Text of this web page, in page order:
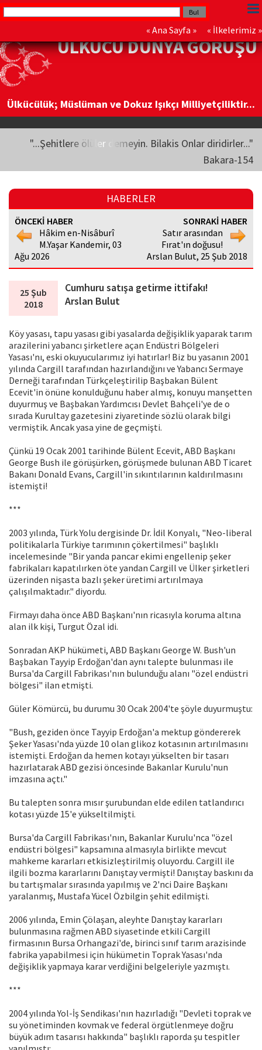
« Ana Sayfa » « İlkelerimiz »
ÜLKÜCÜ DÜNYA GÖRÜŞÜ
Ülkücülük; Müslüman ve Dokuz Işıkçı Milliyetçiliktir...
"...Şehitlere ölüler demeyin. Bilakis Onlar diridirler..."
Bakara-154
HABERLER
ÖNCEKİ HABER
Hâkim en-Nisâburî
M.Yaşar Kandemir, 03
Ağu 2026
SONRAKİ HABER
Satır arasından
Fırat'ın doğusu!
Arslan Bulut, 25 Şub 2018
25 Şub
2018
Cumhuru satışa getirme ittifakı!
Arslan Bulut
Köy yasası, tapu yasası gibi yasalarda değişiklik yaparak tarım
arazilerini yabancı şirketlere açan Endüstri Bölgeleri
Yasası'nı, eski okuyucularımız iyi hatırlar! Biz bu yasanın 2001
yılında Cargill tarafından hazırlandığını ve Yabancı Sermaye
Derneği tarafından Türkçeleştirilip Başbakan Bülent
Ecevit'in önüne konulduğunu haber almış, konuyu manşetten
duyurmuş ve Başbakan Yardımcısı Devlet Bahçeli'ye de o
sırada Kurultay gazetesini ziyaretinde sözlü olarak bilgi
vermiştik. Ancak yasa yine de geçmişti.
Çünkü 19 Ocak 2001 tarihinde Bülent Ecevit, ABD Başkanı
George Bush ile görüşürken, görüşmede bulunan ABD Ticaret
Bakanı Donald Evans, Cargill'in sıkıntılarının kaldırılmasını
istemişti!
***
2003 yılında, Türk Yolu dergisinde Dr. İdil Konyalı, "Neo-liberal
politikalarla Türkiye tarımının çökertilmesi" başlıklı
incelemesinde "Bir yanda pancar ekimi engellenip şeker
fabrikaları kapatılırken öte yandan Cargill ve Ülker şirketleri
üzerinden nişasta bazlı şeker üretimi artırılmaya
çalışılmaktadır." diyordu.
Firmayı daha önce ABD Başkanı'nın ricasıyla koruma altına
alan ilk kişi, Turgut Özal idi.
Sonradan AKP hükümeti, ABD Başkanı George W. Bush'un
Başbakan Tayyip Erdoğan'dan aynı talepte bulunması ile
Bursa'da Cargill Fabrikası'nın bulunduğu alanı "özel endüstri
bölgesi" ilan etmişti.
Güler Kömürcü, bu durumu 30 Ocak 2004'te şöyle duyurmuştu:
"Bush, geziden önce Tayyip Erdoğan'a mektup göndererek
Şeker Yasası'nda yüzde 10 olan glikoz kotasının artırılmasını
istemişti. Erdoğan da hemen kotayı yükselten bir tasarı
hazırlatarak ABD gezisi öncesinde Bakanlar Kurulu'nun
imzasına açtı."
Bu talepten sonra mısır şurubundan elde edilen tatlandırıcı
kotası yüzde 15'e yükseltilmişti.
Bursa'da Cargill Fabrikası'nın, Bakanlar Kurulu'nca "özel
endüstri bölgesi" kapsamına almasıyla birlikte mevcut
mahkeme kararları etkisizleştirilmiş oluyordu. Cargill ile
ilgili bozma kararlarını Danıştay vermişti! Danıştay baskını da
bu tartışmalar sırasında yapılmış ve 2'nci Daire Başkanı
yaralanmış, Mustafa Yücel Özbilgin şehit edilmişti.
2006 yılında, Emin Çölaşan, aleyhte Danıştay kararları
bulunmasına rağmen ABD siyasetinde etkili Cargill
firmasının Bursa Orhangazi'de, birinci sınıf tarım arazisinde
fabrika yapabilmesi için hükümetin Toprak Yasası'nda
değişiklik yapmaya karar verdiğini belgeleriyle yazmıştı.
***
2004 yılında Yol-İş Sendikası'nın hazırladığı "Devleti toprak ve
su yönetiminden kovmak ve federal örgütlenmeye doğru
büyük adım tasarısı hakkında" başlıklı raporda şu tespitler